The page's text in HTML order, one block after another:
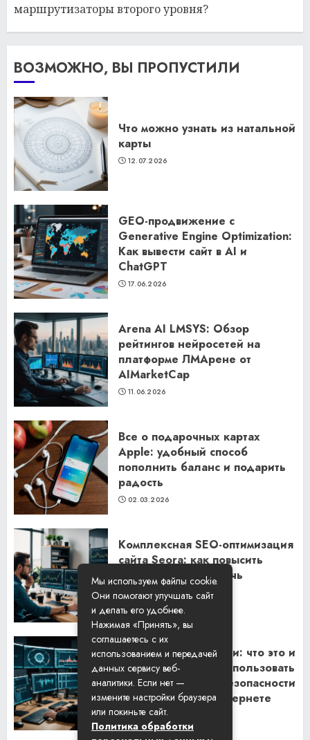
маршрутизаторы второго уровня?
ВОЗМОЖНО, ВЫ ПРОПУСТИЛИ
Что можно узнать из натальной
карты
12.07.2026
GEO-продвижение с
Generative Engine Optimization:
Как вывести сайт в AI и
ChatGPT
17.06.2026
Arena AI LMSYS: Обзор
рейтингов нейросетей на
платформе ЛМАрене от
AIMarketCap
11.06.2026
Все о подарочных картах
Apple: удобный способ
пополнить баланс и подарить
радость
02.03.2026
Комплексная SEO-оптимизация
сайта Seora: как повысить
видимость и привлечь
клиентов
06.02.2026
Резидентские прокси: что это и
как их правильно использовать
для обеспечения безопасности
и анонимности в интернете
29.01.2026
Мы используем файлы cookie.
Они помогают улучшать сайт
и делать его удобнее.
Нажимая «Принять», вы
соглашаетесь с их
использованием и передачей
данных сервису веб-
аналитики. Если нет —
измените настройки браузера
или покиньте сайт.
Политика обработки